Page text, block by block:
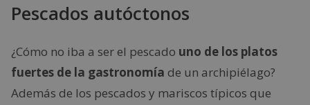
Pescados autóctonos
¿Cómo no iba a ser el pescado uno de los platos
fuertes de la gastronomía de un archipiélago?
Además de los pescados y mariscos típicos que